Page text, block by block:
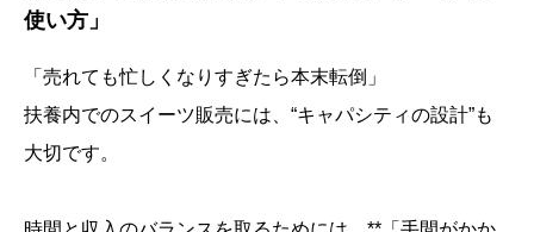
使い方」
「売れても忙しくなりすぎたら本末転倒」
扶養内でのスイーツ販売には、“キャパシティの設計”も
大切です。